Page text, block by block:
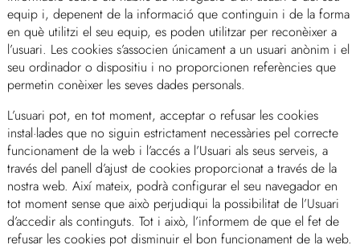
equip i, depenent de la informació que continguin i de la forma
en què utilitzi el seu equip, es poden utilitzar per reconèixer a
l’usuari. Les cookies s’associen únicament a un usuari anònim i el
seu ordinador o dispositiu i no proporcionen referències que
permetin conèixer les seves dades personals.
L’usuari pot, en tot moment, acceptar o refusar les cookies
instal·lades que no siguin estrictament necessàries pel correcte
funcionament de la web i l’accés a l’Usuari als seus serveis, a
través del panell d’ajust de cookies proporcionat a través de la
nostra web. Així mateix, podrà configurar el seu navegador en
tot moment sense que això perjudiqui la possibilitat de l’Usuari
d’accedir als continguts. Tot i això, l’informem de que el fet de
refusar les cookies pot disminuir el bon funcionament de la web.